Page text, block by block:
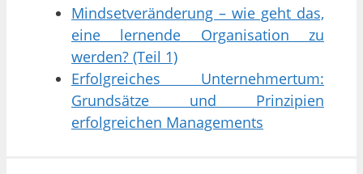
Mindsetveränderung – wie geht das,
eine lernende Organisation zu
werden? (Teil 1)
Erfolgreiches Unternehmertum:
Grundsätze und Prinzipien
erfolgreichen Managements